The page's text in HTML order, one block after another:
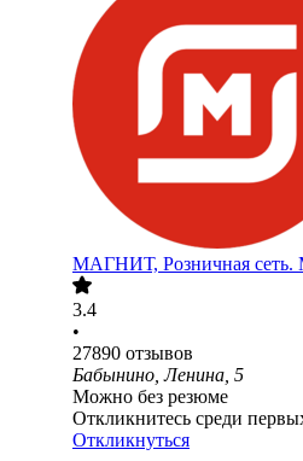
МАГНИТ, Розничная сеть.
3.4
•
27890 отзывов
Бабынино, Ленина, 5
Можно без резюме
Откликнитесь среди
Откликнуться